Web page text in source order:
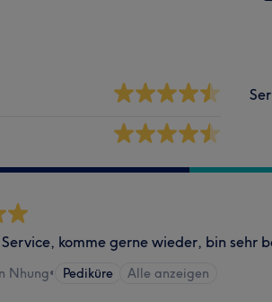
komme gerne wieder, bin sehr
Nhung• Pediküre Alle anzeigen